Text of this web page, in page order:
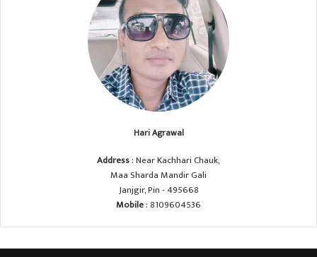
Hari Agrawal
Address: Near Kachhari Chauk,
Maa Sharda Mandir Gali
Janjgir, Pin - 495668
Mobile: 8109604536